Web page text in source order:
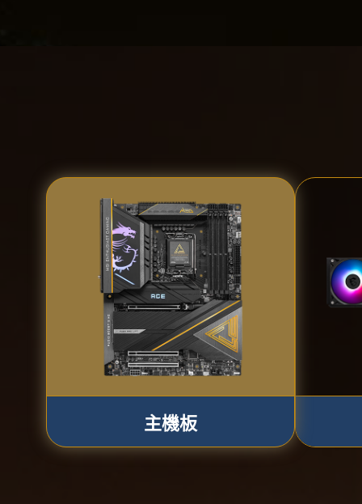
主機板